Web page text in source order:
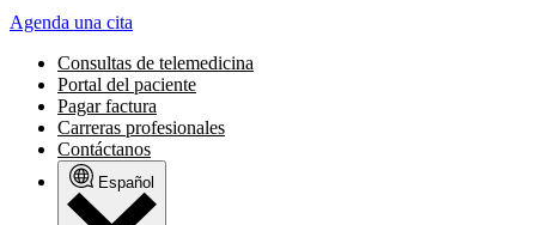
Agenda una cita
Consultas de telemedicina
Portal del paciente
Pagar factura
Carreras profesionales
Contáctanos
Español